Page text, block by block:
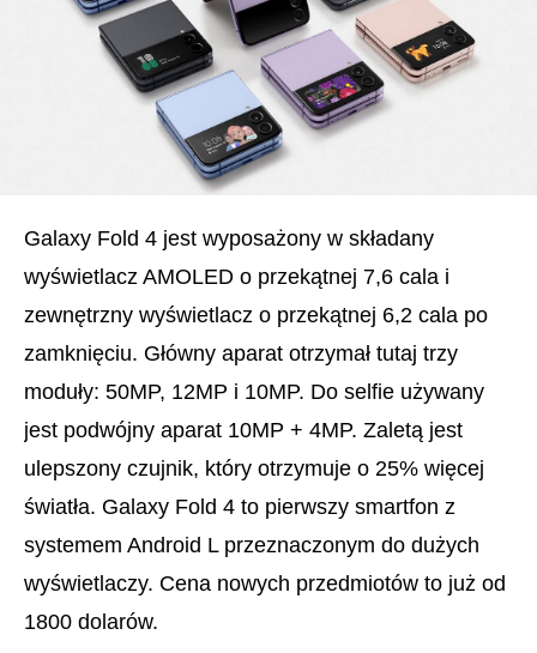
Galaxy Fold 4 jest wyposażony w składany
wyświetlacz AMOLED o przekątnej 7,6 cala i
zewnętrzny wyświetlacz o przekątnej 6,2 cala po
zamknięciu. Główny aparat otrzymał tutaj trzy
moduły: 50MP, 12MP i 10MP. Do selfie używany
jest podwójny aparat 10MP + 4MP. Zaletą jest
ulepszony czujnik, który otrzymuje o 25% więcej
światła. Galaxy Fold 4 to pierwszy smartfon z
systemem Android L przeznaczonym do dużych
wyświetlaczy. Cena nowych przedmiotów to już od
1800 dolarów.